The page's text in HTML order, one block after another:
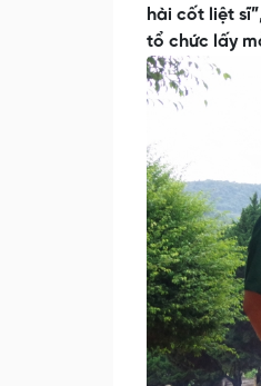
hài cốt liệt
tổ chức lấy